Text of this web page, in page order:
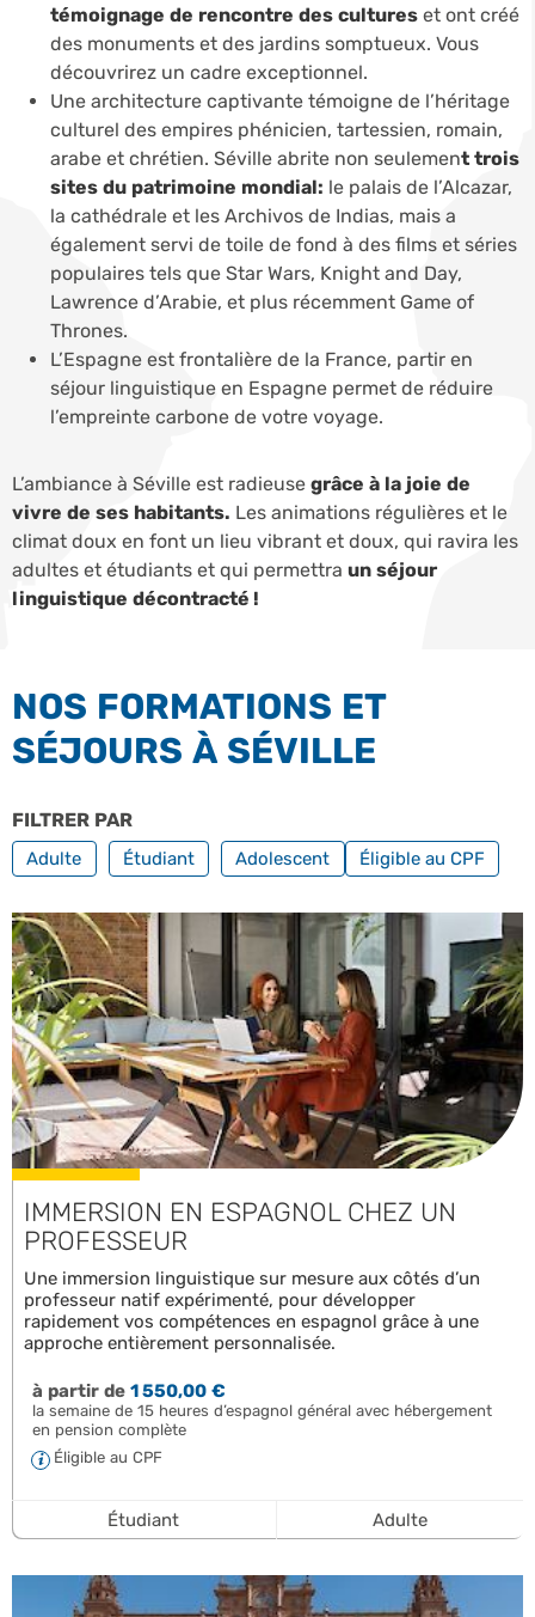
témoignage de rencontre des cultures et ont créé
des monuments et des jardins somptueux. Vous
découvrirez un cadre exceptionnel.
Une architecture captivante témoigne de l’héritage
culturel des empires phénicien, tartessien, romain,
arabe et chrétien. Séville abrite non seulement trois
sites du patrimoine mondial: le palais de l’Alcazar,
la cathédrale et les Archivos de Indias, mais a
également servi de toile de fond à des films et séries
populaires tels que Star Wars, Knight and Day,
Lawrence d’Arabie, et plus récemment Game of
Thrones.
L’Espagne est frontalière de la France, partir en
séjour linguistique en Espagne permet de réduire
l’empreinte carbone de votre voyage.
L’ambiance à Séville est radieuse grâce à la joie de
vivre de ses habitants. Les animations régulières et le
climat doux en font un lieu vibrant et doux, qui ravira les
adultes et étudiants et qui permettra un séjour
linguistique décontracté !
NOS FORMATIONS ET
SÉJOURS À SÉVILLE
FILTRER PAR
Adulte Étudiant Adolescent Éligible au CPF
IMMERSION EN ESPAGNOL CHEZ UN
PROFESSEUR
Une immersion linguistique sur mesure aux côtés d’un
professeur natif expérimenté, pour développer
rapidement vos compétences en espagnol grâce à une
approche entièrement personnalisée.
à partir de1 550,00 €
la semaine de 15 heures d’espagnol général avec hébergement
en pension complète
Éligible au CPF
Étudiant Adulte